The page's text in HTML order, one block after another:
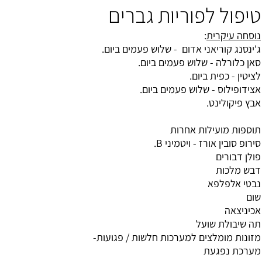
טיפול לפוריות גברים
נוסחה עיקרית:
ג'ינסנג קוריאני אדום - שלוש פעמים ביום.
סאן כלורלה - שלוש פעמים ביום.
לציטין - כפית ביום.
אצידופילוס - שלוש פעמים ביום.
אבץ פיקולינט.
תוספות מועילות אחרות
סירופ סובין אורז - ויטמיני B.
פולן דבורים
דבש מלכות
נבטי אלפלפא
שום
אכיניצאה
תה שיבולת שועל
מזונות מומלצים למערכות חלשות / פגועות-
מערכת נפגעת